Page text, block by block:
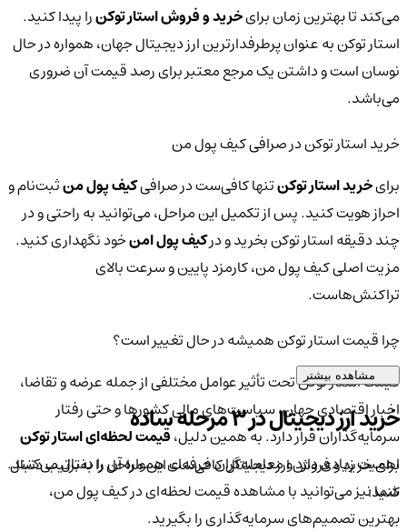
می‌کند تا بهترین زمان برایخرید و فروش استار توکنرا پیدا کنید.
استار توکن به عنوان پرطرفدارترین ارز دیجیتال جهان، همواره در حال
نوسان است و داشتن یک مرجع معتبر برای رصد قیمت آن ضروری
می‌باشد.
خرید استار توکن در صرافی کیف پول من
برایخرید استار توکنتنها کافی‌ست در صرافیکیف پول منثبت‌نام و
احراز هویت کنید. پس از تکمیل این مراحل، می‌توانید به راحتی و در
چند دقیقه استار توکن بخرید و درکیف پول امنخود نگهداری کنید.
مزیت اصلی کیف پول من، کارمزد پایین و سرعت بالای
تراکنش‌هاست.
چرا قیمت استار توکن همیشه در حال تغییر است؟
قیمت استار توکن تحت تأثیر عوامل مختلفی از جمله عرضه و تقاضا،
اخبار اقتصادی جهان، سیاست‌های مالی کشورها و حتی رفتار
سرمایه‌گذاران قرار دارد. به همین دلیل،قیمت لحظه‌ای استار توکن
اهمیت زیادی دارد و معامله‌گران حرفه‌ای همواره آن را دنبال می‌کنند.
شما نیز می‌توانید با مشاهده قیمت لحظه‌ای در کیف پول من،
بهترین تصمیم‌های سرمایه‌گذاری را بگیرید.
مشاهده بیشتر
خرید ارز دیجیتال در 3 مرحله ساده
برای خرید و فروش ارز دیجیتال کافی‌ست این مراحل را به‌ترتیب دنبال
کنید: